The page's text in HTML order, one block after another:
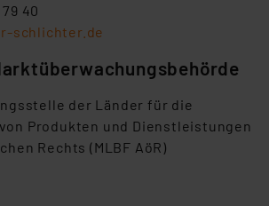
40
schlichter.de
der Länder für die
Produkten und Dienstleistungen
Rechts (MLBF AöR)